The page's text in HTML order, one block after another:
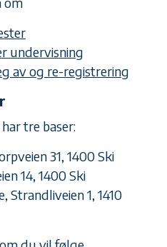
undervisning
av og re-registrering
tre baser:
31, 1400 Ski
14, 1400 Ski
Strandliveien 1, 1410